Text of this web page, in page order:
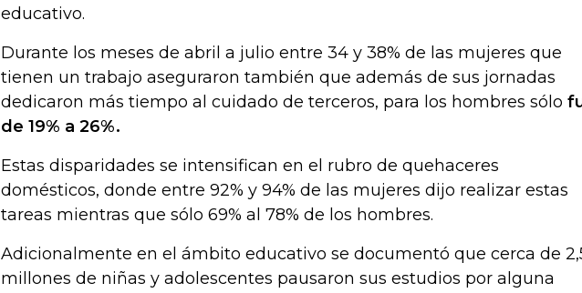
educativo.
Durante los meses de abril a julio entre 34 y 38% de las mujeres que
tienen un trabajo aseguraron también que además de sus jornadas
dedicaron más tiempo al cuidado de terceros, para los hombres sólo
de 19% a 26%.
Estas disparidades se intensifican en el rubro de quehaceres
domésticos, donde entre 92% y 94% de las mujeres dijo realizar estas
tareas mientras que sólo 69% al 78% de los hombres.
Adicionalmente en el ámbito educativo se documentó que cerca de
millones de niñas y adolescentes pausaron sus estudios por alguna